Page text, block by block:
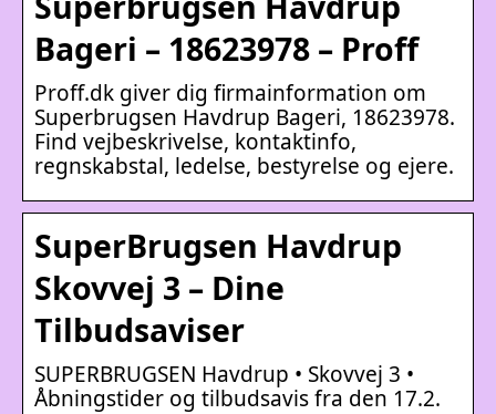
Bageri – 18623978 – Proff
Proff.dk giver dig firmainformation om
Superbrugsen Havdrup Bageri, 18623978.
Find vejbeskrivelse, kontaktinfo,
regnskabstal, ledelse, bestyrelse og ejere.
SuperBrugsen Havdrup
Skovvej 3 – Dine
Tilbudsaviser
SUPERBRUGSEN Havdrup • Skovvej 3 •
Åbningstider og tilbudsavis fra den 17.2.